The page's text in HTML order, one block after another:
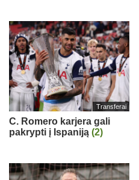
Transferai
C. Romero karjera gali
pakrypti į Ispaniją (2)